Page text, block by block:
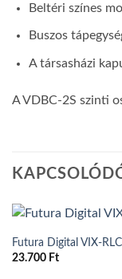
Beltéri színes
Buszos
A társasházi
A VDBC-2S szinti
Futura Digital VIX-RLC
23.700 Ft